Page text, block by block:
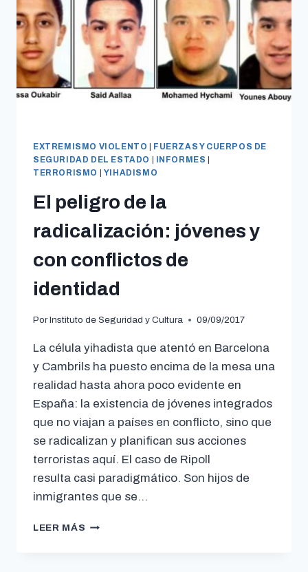
EXTREMISMO VIOLENTO
FUERZAS Y CUERPOS DE
SEGURIDAD DEL ESTADO
INFORMES
TERRORISMO
YIHADISMO
El peligro de la
radicalización: jóvenes y
con conflictos de
identidad
Por Instituto de Seguridad y Cultura 09/09/2017
La célula yihadista que atentó en Barcelona
y Cambrils ha puesto encima de la mesa una
realidad hasta ahora poco evidente en
España: la existencia de jóvenes integrados
que no viajan a países en conflicto, sino que
se radicalizan y planifican sus acciones
terroristas aquí. El caso de Ripoll
resulta casi paradigmático. Son hijos de
inmigrantes que se…
LEER MÁS